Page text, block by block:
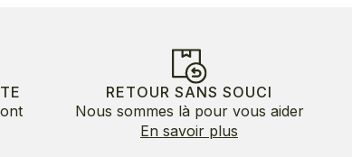
RETOUR SANS SOUCI
Nous sommes là pour vous aider
En savoir plus